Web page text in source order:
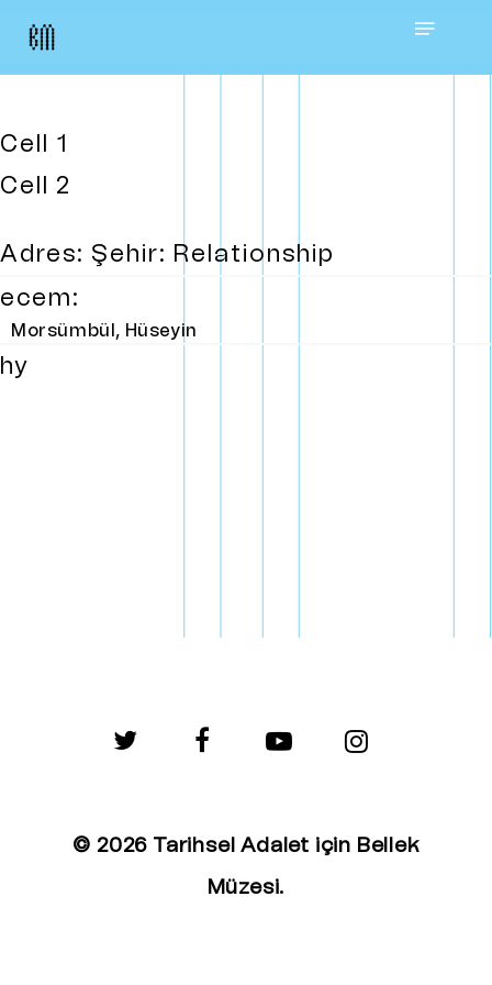
Skip
content
Menu
Cell 1
Cell 2
Adres: Şehir: Relationship
ecem:
Morsümbül, Hüseyin
hy
facebook
© 2026 Tarihsel Adalet için Bellek
Müzesi.